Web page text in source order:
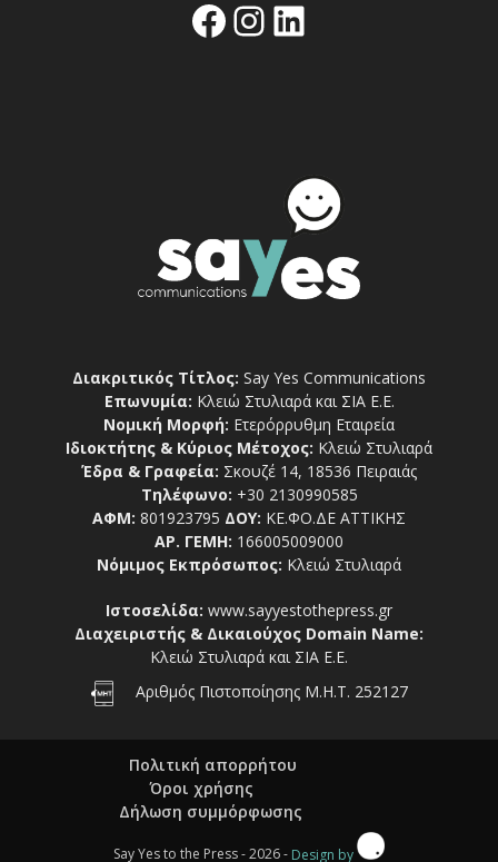
Facebook
Instagram
Linkedin
Διακριτικός Τίτλος: Say Yes Communications
Επωνυμία: Κλειώ Στυλιαρά και ΣΙΑ Ε.Ε.
Νομική Μορφή: Ετερόρρυθμη Εταιρεία
Ιδιοκτήτης & Κύριος Μέτοχος: Κλειώ Στυλιαρά
Έδρα & Γραφεία: Σκουζέ 14, 18536 Πειραιάς
Τηλέφωνο: +30 2130990585
ΑΦΜ: 801923795 ΔΟΥ: ΚΕ.ΦΟ.ΔΕ ΑΤΤΙΚΗΣ
ΑΡ. ΓΕΜΗ: 166005009000
Νόμιμος Εκπρόσωπος: Κλειώ Στυλιαρά
Ιστοσελίδα: www.sayyestothepress.gr
Διαχειριστής & Δικαιούχος Domain Name:
Κλειώ Στυλιαρά και ΣΙΑ Ε.Ε.
Αριθμός Πιστοποίησης Μ.Η.Τ. 252127
Πολιτική απορρήτου
Όροι χρήσης
Δήλωση συμμόρφωσης
Say Yes to the Press - 2026 - Design by